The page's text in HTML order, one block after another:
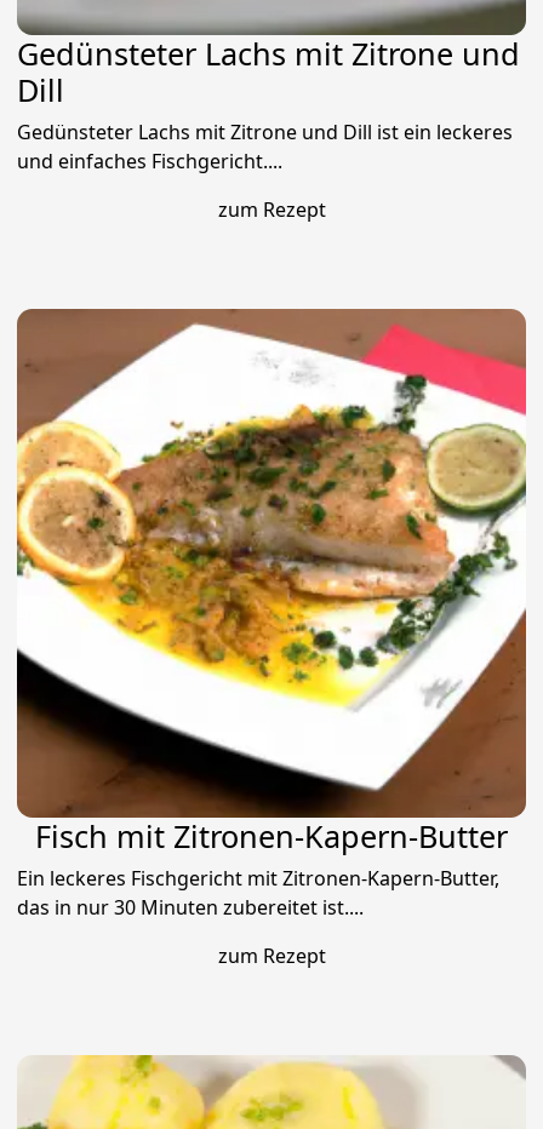
Gedünsteter Lachs mit Zitrone und
Dill
Gedünsteter Lachs mit Zitrone und Dill ist ein leckeres
und einfaches Fischgericht....
zum Rezept
Fisch mit Zitronen-Kapern-Butter
Ein leckeres Fischgericht mit Zitronen-Kapern-Butter,
das in nur 30 Minuten zubereitet ist....
zum Rezept